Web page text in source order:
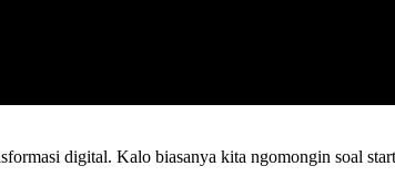
digital. Kalo biasanya kita ngomongin soal